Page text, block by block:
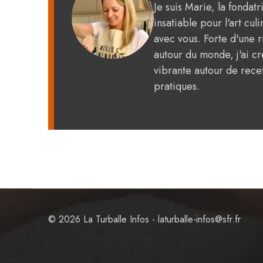
Je suis Marie, la
insatiable pour l'art
avec vous. Forte d'une
autour du monde, j'ai
vibrante autour de
pratiques.
© 2026 La Turballe Infos - laturballe-infos@sfr.fr